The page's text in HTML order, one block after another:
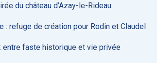
du château d’Azay-le-Rideau
: refuge de création pour Rodin et Claudel
entre faste historique et vie privée